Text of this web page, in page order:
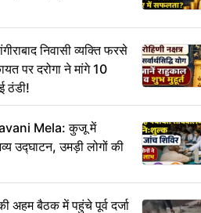
निवासी व्यक्ति फरसे
पर दरोगा ने मांगे 10
ठंडी!
Mela: कुजू में
उद्घाटन, उमड़ी लोगों की
बैठक में पहुंचे पूर्व दर्जा